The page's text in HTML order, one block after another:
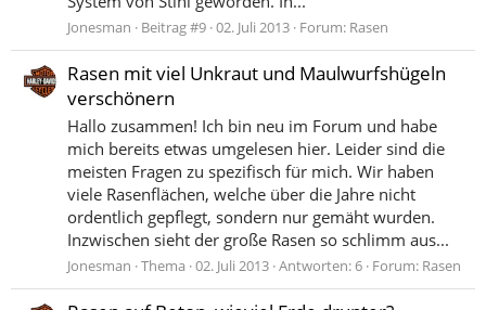
Jonesman Beitrag #9 02. Juli 2013 Forum: Rasen
Rasen mit viel Unkraut und Maulwurfshügeln
verschönern
Hallo zusammen! Ich bin neu im Forum und habe
mich bereits etwas umgelesen hier. Leider sind die
meisten Fragen zu spezifisch für mich. Wir haben
viele Rasenflächen, welche über die Jahre nicht
ordentlich gepflegt, sondern nur gemäht wurden.
Inzwischen sieht der große Rasen so schlimm aus...
Jonesman Thema 02. Juli 2013 Antworten: 6 Forum: Rasen